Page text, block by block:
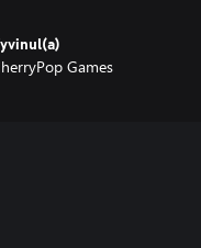
Games